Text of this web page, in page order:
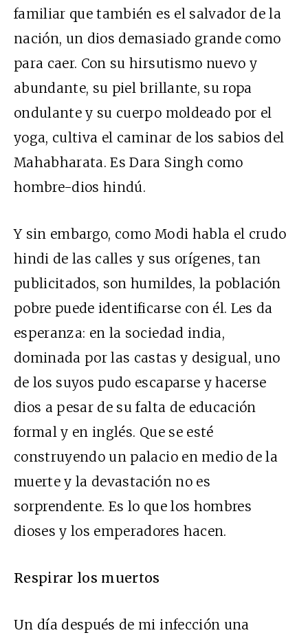
familiar que también es el salvador de la
nación, un dios demasiado grande como
para caer. Con su hirsutismo nuevo y
abundante, su piel brillante, su ropa
ondulante y su cuerpo moldeado por el
yoga, cultiva el caminar de los sabios del
Mahabharata. Es Dara Singh como
hombre-dios hindú.
Y sin embargo, como Modi habla el crudo
hindi de las calles y sus orígenes, tan
publicitados, son humildes, la población
pobre puede identificarse con él. Les da
esperanza: en la sociedad india,
dominada por las castas y desigual, uno
de los suyos pudo escaparse y hacerse
dios a pesar de su falta de educación
formal y en inglés. Que se esté
construyendo un palacio en medio de la
muerte y la devastación no es
sorprendente. Es lo que los hombres
dioses y los emperadores hacen.
Respirar los muertos
Un día después de mi infección una